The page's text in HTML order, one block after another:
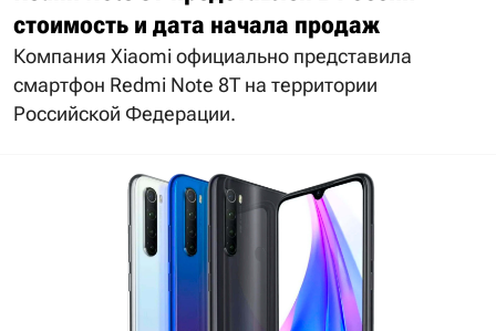
стоимость и дата начала продаж
Компания Xiaomi официально представила
смартфон Redmi Note 8T на территории
Российской Федерации.